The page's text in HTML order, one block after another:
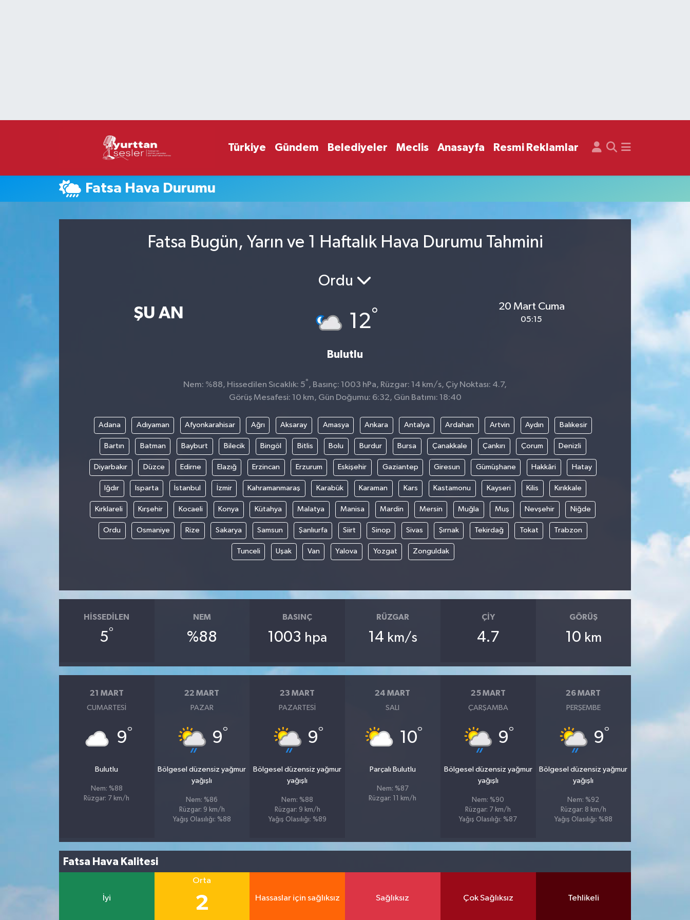
Türkiye Gündem Belediyeler Meclis Anasayfa Resmi Reklamlar
Fatsa Hava Durumu
Fatsa Bugün, Yarın ve 1 Haftalık Hava Durumu Tahmini
ŞU AN
Ordu
12°
Bulutlu
20 Mart Cuma
05:15
Nem: %88, Hissedilen Sıcaklık: 5° , Basınç: 1003 hPa, Rüzgar: 14 km/s, Çiy Noktası: 4.7,
Görüş Mesafesi: 10 km, Gün Doğumu: 6:32, Gün Batımı: 18:40
Adana Adıyaman Afyonkarahisar Ağrı Aksaray Amasya Ankara Antalya Ardahan Artvin Aydın Balıkesir
Bartın Batman Bayburt Bilecik Bingöl Bitlis Bolu Burdur Bursa Çanakkale Çankırı Çorum Denizli
Diyarbakır Düzce Edirne Elazığ Erzincan Erzurum Eskişehir Gaziantep Giresun Gümüşhane Hakkâri Hatay
Iğdır Isparta İstanbul İzmir Kahramanmaraş Karabük Karaman Kars Kastamonu Kayseri Kilis Kırıkkale
Kırklareli Kırşehir Kocaeli Konya Kütahya Malatya Manisa Mardin Mersin Muğla Muş Nevşehir Niğde
Ordu Osmaniye Rize Sakarya Samsun Şanlıurfa Siirt Sinop Sivas Şırnak Tekirdağ Tokat Trabzon
Tunceli Uşak Van Yalova Yozgat Zonguldak
HISSEDILEN
5°
NEM
%88
BASINÇ
1003 hpa
RÜZGAR
14 km/s
ÇIY
4.7
GÖRÜŞ
10 km
21 MART
CUMARTESI
9°
Bulutlu
Nem: %88
Rüzgar: 7 km/h
22 MART
PAZAR
9°
Bölgesel düzensiz yağmur
yağışlı
Nem: %86
Rüzgar: 9 km/h
Yağış Olasılığı: %88
23 MART
PAZARTESI
9°
Bölgesel düzensiz yağmur
yağışlı
Nem: %88
Rüzgar: 9 km/h
Yağış Olasılığı: %89
24 MART
SALI
10°
Parçalı Bulutlu
Nem: %87
Rüzgar: 11 km/h
25 MART
ÇARŞAMBA
9°
Bölgesel düzensiz yağmur
yağışlı
Nem: %90
Rüzgar: 7 km/h
Yağış Olasılığı: %87
26 MART
PERŞEMBE
9°
Bölgesel düzensiz yağmur
yağışlı
Nem: %92
Rüzgar: 8 km/h
Yağış Olasılığı: %88
Fatsa Hava Kalitesi
İyi
Orta
2 Hassaslar için sağlıksız Sağlıksız Çok Sağlıksız Tehlikeli
Süper Lig Puan Durumu ve Fikstür
Son Dakika Haberleri
Haber Arşivi